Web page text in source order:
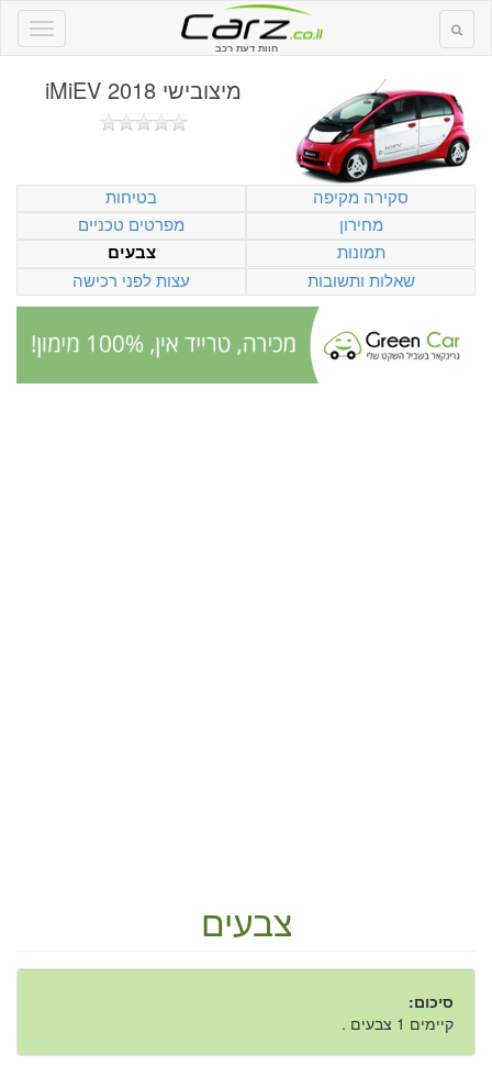
חוות דעת רכב
מיצובישי iMiEV 2018
סקירה מקיפה
בטיחות
מחירון
מפרטים טכניים
תמונות
צבעים
שאלות ותשובות
עצות לפני רכישה
צבעים
סיכום:
קיימים 1 צבעים .